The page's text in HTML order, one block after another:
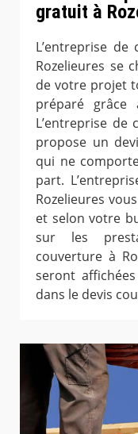
gratuit à
L’entreprise
Rozelieures se
de votre projet
préparé grâce
L’entreprise de
propose un
qui ne
part.
Rozelieures
et selon votre
sur les
couverture à
seront
dans le devis